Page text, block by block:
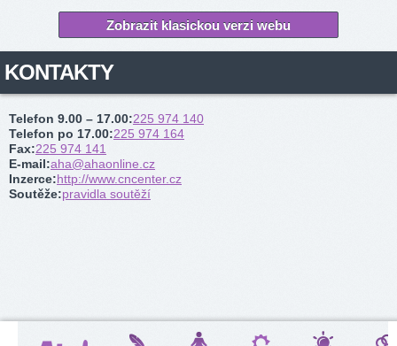
Zobrazit klasickou verzi webu
KONTAKTY
Telefon 9.00 – 17.00:225 974 140
Telefon po 17.00:225 974 164
Fax:225 974 141
E-mail:aha@ahaonline.cz
Inzerce:http://www.cncenter.cz
Soutěže:pravidla soutěží